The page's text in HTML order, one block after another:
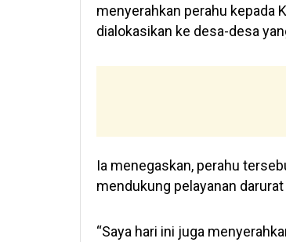
menyerahkan perahu kepada
dialokasikan ke desa-desa
Ia menegaskan, perahu
mendukung pelayanan
“Saya hari ini juga